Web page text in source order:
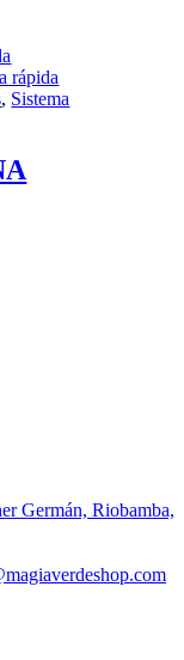
rápida
, Sistema
Germán, Riobamba,
Se